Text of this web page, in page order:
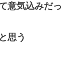
意気込みだっ
思う